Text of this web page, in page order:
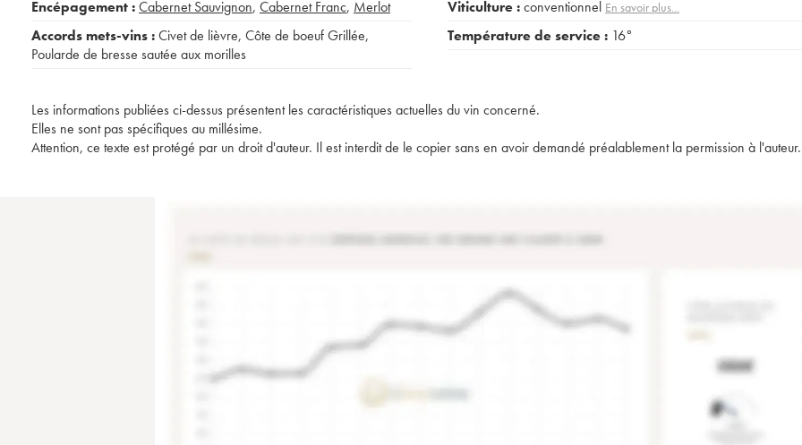
Encépagement :Cabernet Sauvignon, Cabernet Franc, Merlot
Accords mets-vins :Civet de lièvre, Côte de boeuf Grillée,
Poularde de bresse sautée aux morilles
Viticulture :conventionnel En savoir plus...
Température de service : 16°
Les informations publiées ci-dessus présentent les caractéristiques actuelles du vin concerné.
Elles ne sont pas spécifiques au millésime.
Attention, ce texte est protégé par un droit d'auteur. Il est interdit de le copier sans en avoir demandé préalablement la permission à l'auteur.